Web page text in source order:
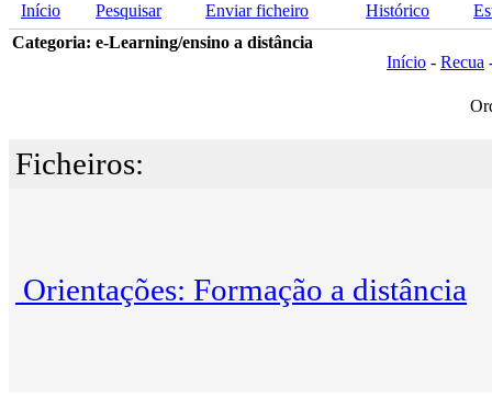
Início Pesquisar Enviar ficheiro Histórico
Categoria: e-Learning/ensino a distância
Início - Recua
Ficheiros:
Orientações: Formação a distância